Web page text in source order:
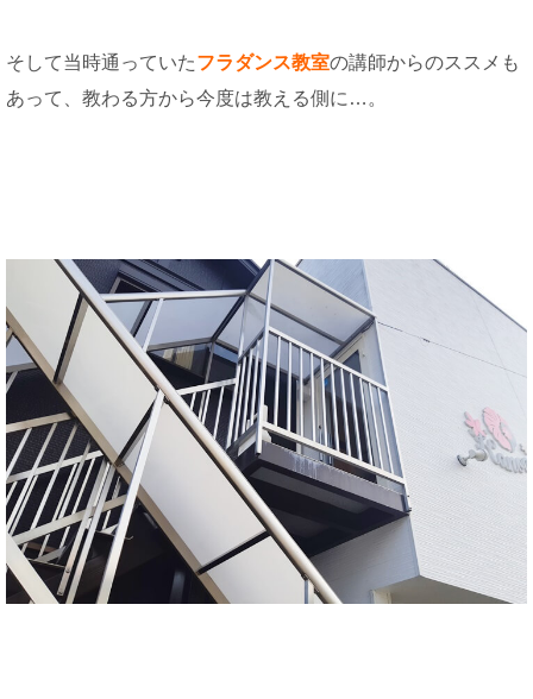
そして当時通っていたフラダンス教室の講師からのススメも
あって、教わる方から今度は教える側に…。